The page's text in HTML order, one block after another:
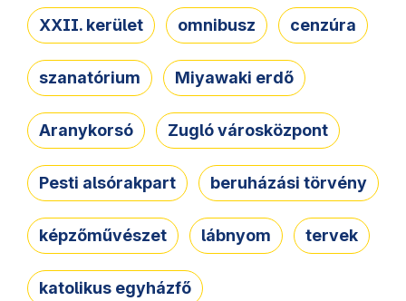
XXII. kerület omnibusz cenzúra
szanatórium Miyawaki erdő
Aranykorsó Zugló városközpont
Pesti alsórakpart beruházási törvény
képzőművészet lábnyom tervek
katolikus egyházfő